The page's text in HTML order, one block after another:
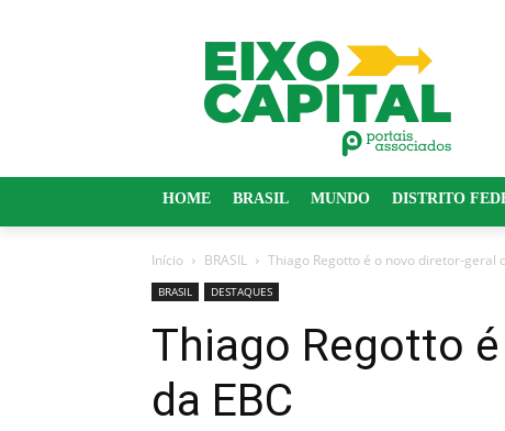
HOME BRASIL MUNDO DISTRITO
Início BRASIL Thiago Regotto é o novo diretor-geral
BRASIL DESTAQUES
Thiago Regotto
da EBC